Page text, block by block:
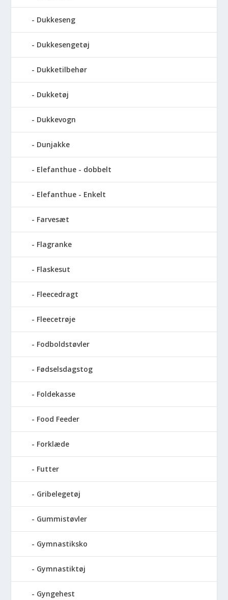
Dukkeseng
Dukkesengetøj
Dukketilbehør
Dukketøj
Dukkevogn
Dunjakke
Elefanthue - dobbelt
Elefanthue - Enkelt
Farvesæt
Flagranke
Flaskesut
Fleecedragt
Fleecetrøje
Fodboldstøvler
Fødselsdagstog
Foldekasse
Food Feeder
Forklæde
Futter
Gribelegetøj
Gummistøvler
Gymnastiksko
Gymnastiktøj
Gyngehest